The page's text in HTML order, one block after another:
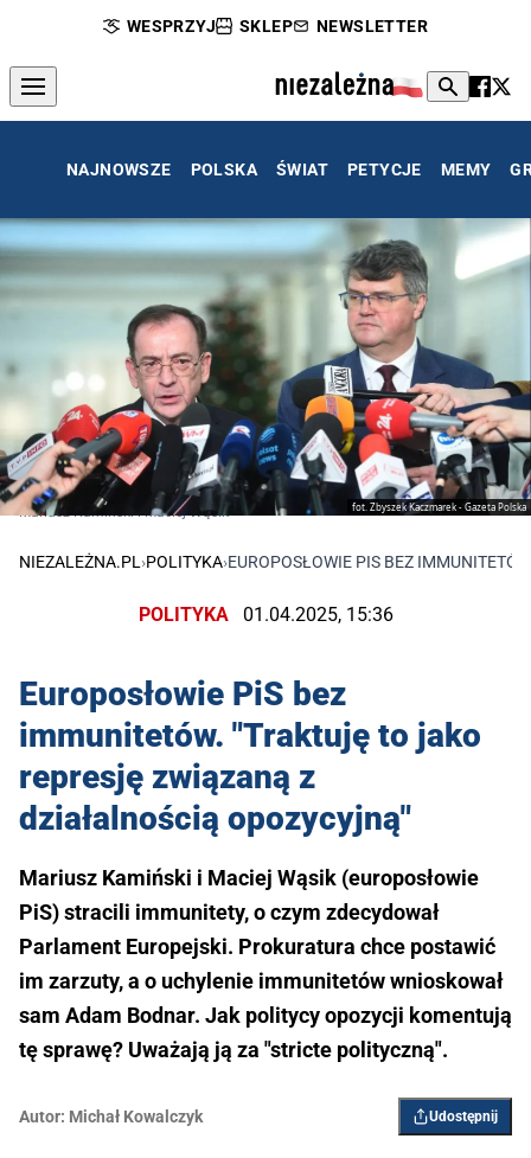
WESPRZYJ SKLEP NEWSLETTER
NAJNOWSZE POLSKA ŚWIAT PETYCJE MEMY
fot. Zbyszek Kaczmarek - Gazeta Polska
Mariusz Kamiński i Maciej Wąsik
NIEZALEŻNA.PL ›POLITYKA›EUROPOSŁOWIE PIS BEZ
POLITYKA 01.04.2025, 15:36
Europosłowie PiS bez
immunitetów. "Traktuję to jako
represję związaną z
działalnością opozycyjną"
Mariusz Kamiński i Maciej Wąsik (europosłowie
PiS) stracili immunitety, o czym zdecydował
Parlament Europejski. Prokuratura chce postawić
im zarzuty, a o uchylenie immunitetów wnioskował
sam Adam Bodnar. Jak politycy opozycji komentują
tę sprawę? Uważają ją za "stricte polityczną".
Autor: Michał Kowalczyk Udostępnij